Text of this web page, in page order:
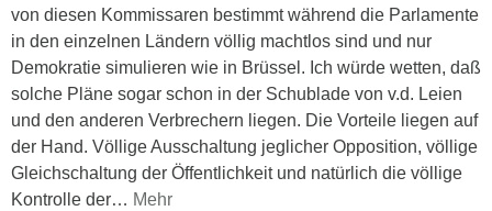
von diesen Kommissaren bestimmt während die Parlamente
in den einzelnen Ländern völlig machtlos sind und nur
Demokratie simulieren wie in Brüssel. Ich würde wetten, daß
solche Pläne sogar schon in der Schublade von v.d. Leien
und den anderen Verbrechern liegen. Die Vorteile liegen auf
der Hand. Völlige Ausschaltung jeglicher Opposition, völlige
Gleichschaltung der Öffentlichkeit und natürlich die völlige
Kontrolle der… Mehr